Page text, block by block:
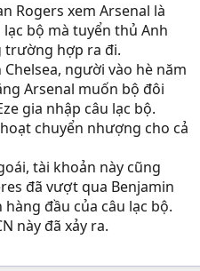
Rogers xem Arsenal là
bộ mà tuyển thủ Anh
hợp ra đi.
người vào hè năm
Arsenal muốn bộ đôi
gia nhập câu lạc bộ.
chuyển nhượng cho cả
tài khoản này cũng
đã vượt qua Benjamin
đầu của câu lạc bộ.
này đã xảy ra.